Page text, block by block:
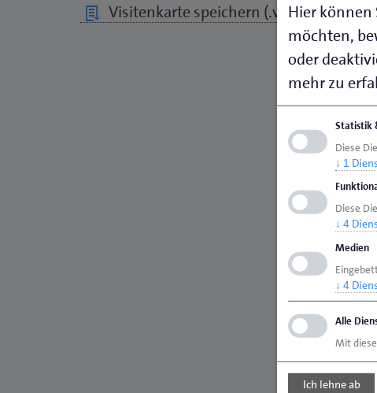
Visitenkarte speichern (.vcf)Hier können
möchten,
oder
mehr zu
Statistik
Diese
↓ 1
Diese
↓ 4
Medien
↓ 4
Alle
Mit
Ich lehne ab